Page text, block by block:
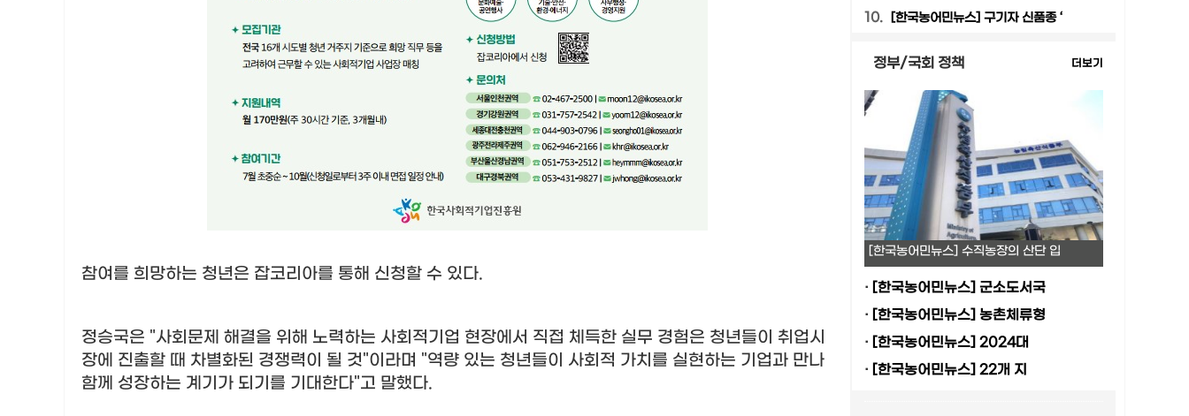
참여를 희망하는 청년은 잡코리아를 통해 신청할 수 있다.
정승국은 "사회문제 해결을 위해 노력하는 사회적기업 현장에서 직접 체득한 실무 경험은 청년들이 취업시
장에 진출할 때 차별화된 경쟁력이 될 것"이라며 "역량 있는 청년들이 사회적 가치를 실현하는 기업과 만나
함께 성장하는 계기가 되기를 기대한다"고 말했다.
10. [한국농어민뉴스] 구기자 신품종 ‘
정부/국회 정책 더보기
[한국농어민뉴스] 수직농장의 산단 입
· [한국농어민뉴스] 군소도서국
· [한국농어민뉴스] 농촌체류형
· [한국농어민뉴스] 2024대
· [한국농어민뉴스] 22개 지